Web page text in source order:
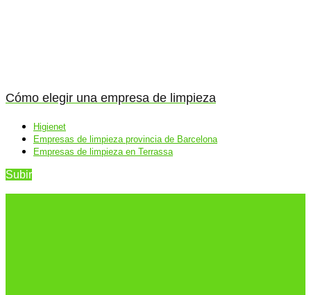
Cómo elegir una empresa de limpieza
Higienet
Empresas de limpieza provincia de Barcelona
Empresas de limpieza en Terrassa
Subir